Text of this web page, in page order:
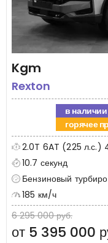
Kgm
Rexton
в наличии
горячее
2.0T 6AT (225 л.с.)
10.7 секунд
Бензиновый
185 км/ч
6 295 000 руб.
от 5 395 000